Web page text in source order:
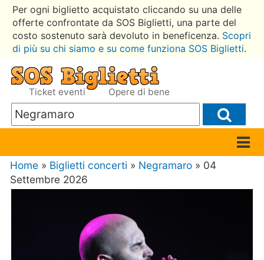
Per ogni biglietto acquistato cliccando su una delle
offerte confrontate da SOS Biglietti, una parte del
costo sostenuto sarà devoluto in beneficenza. Scopri
di più su chi siamo e su come funziona SOS Biglietti.
Ticket eventi Opere di bene
Home » Biglietti concerti » Negramaro » 04
Settembre 2026